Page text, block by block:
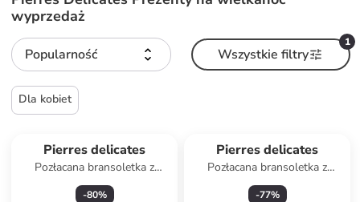
wyprzedaż
Popularność
1
Wszystkie filtry
Dla kobiet
Pierres delicates
Pozłacana bransoletka z
perłami
-80%
Pierres delicates
Pozłacana bransoletka z
agatami
-77%